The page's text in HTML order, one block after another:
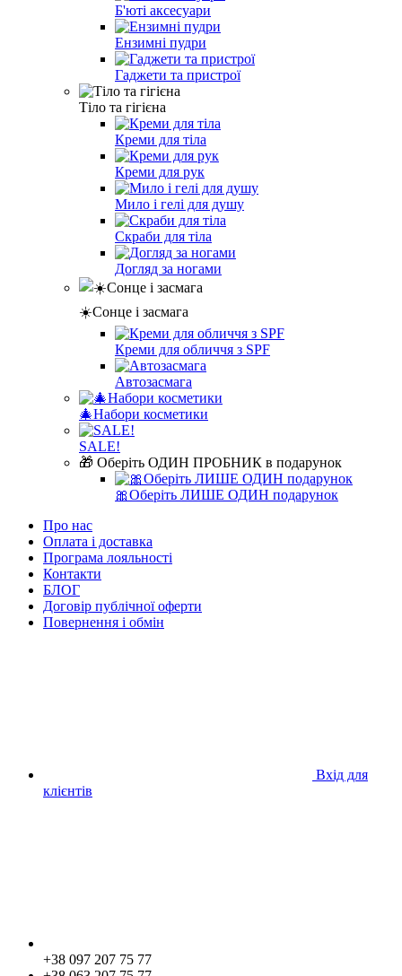
Б'юті аксесуари
Ензимні пудри
Гаджети та пристрої
Тіло та гігієна
Креми для тіла
Креми для рук
Мило і гелі для душу
Скраби для тіла
Догляд за ногами
☀️Сонце і засмага
Креми для обличчя з SPF
Автозасмага
🎄Набори косметики
SALE!
🎁 Оберіть ОДИН ПРОБНИК в подарунок
🎀Оберіть ЛИШЕ ОДИН подарунок
Про нас
Оплата і доставка
Програма лояльності
Контакти
БЛОГ
Договір публічної оферти
Повернення і обмін
Вхід для
клієнтів
+38 097 207 75 77